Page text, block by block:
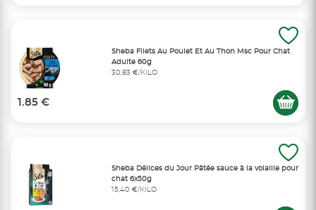
Sheba Filets Au Poulet Et Au Thon Msc Pour Chat
Adulte 60g
30,83 €/KILO
1.85 €
Sheba Délices du Jour Pâtée sauce à la volaille pour
chat 6x50g
15,40 €/KILO